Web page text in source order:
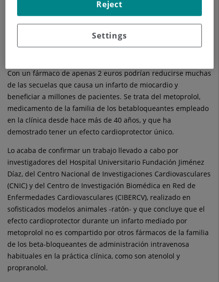
capaz de proteger el corazón durante un infarto de
miocardio que, a diferencia de otros de la misma
familia, evita la inflamación del corazón posterior a
un infarto, lo que aumenta su protección
Con un fármaco de apenas 2 euros podrían reducirse muchas
de las secuelas que causa un infarto de miocardio y
beneficiar a millones de pacientes. Se trata del metoprolol,
medicamento de la familia de los betabloqueantes empleado
en la clínica desde hace más de 40 años, y que ha
demostrado tener un efecto cardioprotector único.
Lo acaba de confirmar un trabajo llevado a cabo por
investigadores del Hospital Universitario Fundación Jiménez
Díaz, del Centro Nacional de Investigaciones Cardiovasculares
(CNIC) y del Centro de Investigación Biomédica en Red de
Enfermedades Cardiovasculares (CIBERCV), realizado en
sofisticados modelos animales -ratón- y que concluye que el
efecto cardioprotector durante un infarto mediado por
metoprolol no es compartido por otros fármacos de la familia
de los beta-bloqueantes de administración intravenosa
habituales en la práctica clínica, como son atenolol y
propranolol.
Settings
Reject